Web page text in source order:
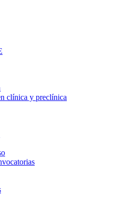
clínica y preclínica